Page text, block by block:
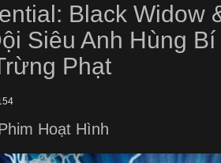
Black Widow
Siêu Anh Hùng
Phạt
Hoạt Hình